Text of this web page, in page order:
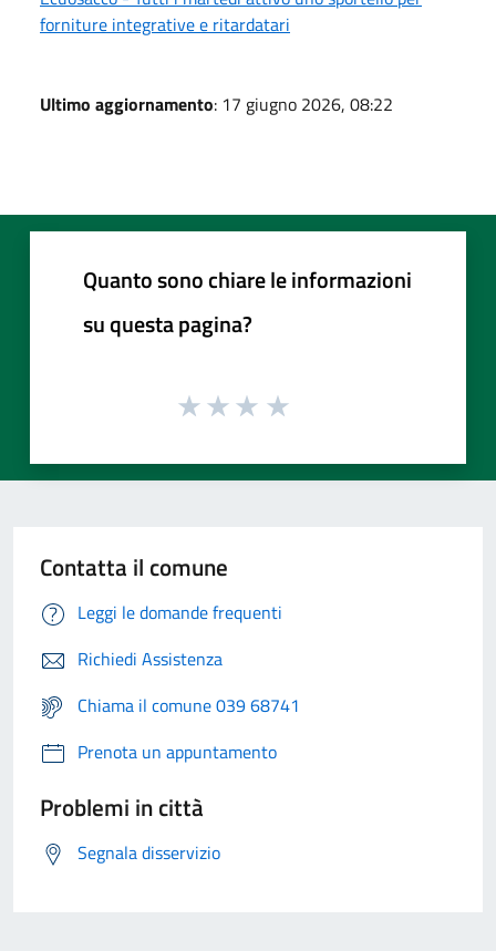
forniture integrative e ritardatari
Ultimo aggiornamento: 17 giugno 2026, 08:22
Quanto sono chiare le informazioni
su questa pagina?
Contatta il comune
Leggi le domande frequenti
Richiedi Assistenza
Chiama il comune 039 68741
Prenota un appuntamento
Problemi in città
Segnala disservizio